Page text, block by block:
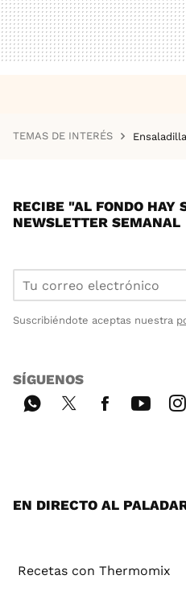
TEMAS DE INTERÉS
RECIBE "AL FONDO HAY
NEWSLETTER SEMANAL
Suscribiéndote aceptas nuestra
SÍGUENOS
EN DIRECTO AL
Recetas con Thermomix